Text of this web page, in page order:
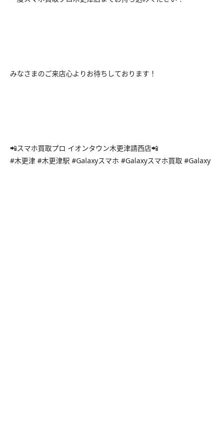
みなさまのご来店心よりお待ちしております！
📲スマホ買取プロ イオンタウン木更津請西店📲
#木更津 #木更津駅 #Galaxyスマホ #Galaxyスマホ買取 #Galaxy